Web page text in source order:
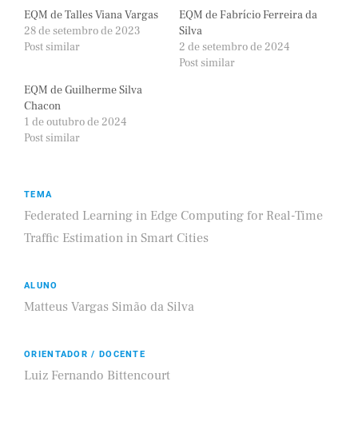
EQM de Talles Viana Vargas
28 de setembro de 2023
Post similar
EQM de Fabrício Ferreira da
Silva
2 de setembro de 2024
Post similar
EQM de Guilherme Silva
Chacon
1 de outubro de 2024
Post similar
TEMA
Federated Learning in Edge Computing for Real-Time
Traffic Estimation in Smart Cities
ALUNO
Matteus Vargas Simão da Silva
ORIENTADOR / DOCENTE
Luiz Fernando Bittencourt